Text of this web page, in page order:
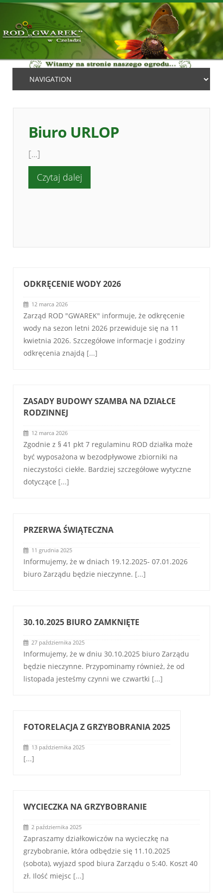
Biuro URLOP
[...]
Czytaj dalej
ODKRĘCENIE WODY 2026
12 marca 2026
Zarząd ROD "GWAREK" informuje, że odkręcenie
wody na sezon letni 2026 przewiduje się na 11
kwietnia 2026. Szczegółowe informacje i godziny
odkręcenia znajdą [...]
ZASADY BUDOWY SZAMBA NA DZIAŁCE
RODZINNEJ
12 marca 2026
Zgodnie z § 41 pkt 7 regulaminu ROD działka może
być wyposażona w bezodpływowe zbiorniki na
nieczystości ciekłe. Bardziej szczegółowe wytyczne
dotyczące [...]
PRZERWA ŚWIĄTECZNA
11 grudnia 2025
Informujemy, że w dniach 19.12.2025- 07.01.2026
biuro Zarządu będzie nieczynne. [...]
30.10.2025 BIURO ZAMKNIĘTE
27 października 2025
Informujemy, że w dniu 30.10.2025 biuro Zarządu
będzie nieczynne. Przypominamy również, że od
listopada jesteśmy czynni we czwartki [...]
FOTORELACJA Z GRZYBOBRANIA 2025
13 października 2025
[...]
WYCIECZKA NA GRZYBOBRANIE
2 października 2025
Zapraszamy działkowiczów na wycieczkę na
grzybobranie, która odbędzie się 11.10.2025
(sobota), wyjazd spod biura Zarządu o 5:40. Koszt 40
zł. Ilość miejsc [...]